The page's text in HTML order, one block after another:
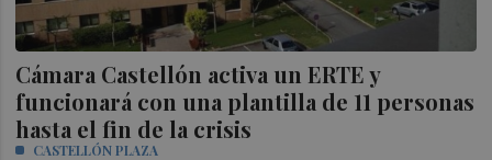
Cámara Castellón activa un ERTE y
funcionará con una plantilla de 11 personas
hasta el fin de la crisis
CASTELLÓN PLAZA